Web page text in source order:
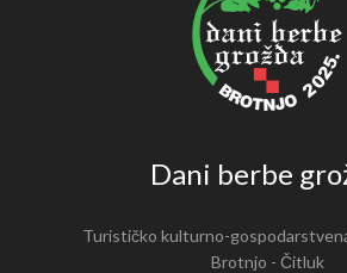
Dani berbe
Turističko kulturno-
Brotnjo - Čitluk